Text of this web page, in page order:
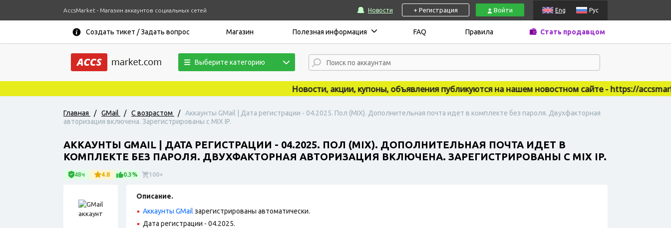
AccsMarket - Магазин аккаунтов социальных сетей Новости + Регистрация Войти Eng Рус
Создать тикет / Задать вопрос Магазин Полезная информация FAQ Правила Стать продавцом
Выберите категорию
Новости, акции, купоны, объявления публикуются на нашем новостном сайте - https://
Главная / GMail / С возрастом /
Аккаунты GMail | Дата регистрации - 04.2025. Пол (MIX). Дополнительная почта идет в комплекте без пароля. Двухфакторная
авторизация включена. Зарегистрированы с MIX IP.
АККАУНТЫ GMAIL | ДАТА РЕГИСТРАЦИИ - 04.2025. ПОЛ (MIX). ДОПОЛНИТЕЛЬНАЯ ПОЧТА ИДЕТ В
КОМПЛЕКТЕ БЕЗ ПАРОЛЯ. ДВУХФАКТОРНАЯ АВТОРИЗАЦИЯ ВКЛЮЧЕНА. ЗАРЕГИСТРИРОВАНЫ С MIX IP.
48ч 4.8 0.3% 100+
Описание.
Аккаунты GMail зарегистрированы автоматически.
Дата регистрации - 04.2025.